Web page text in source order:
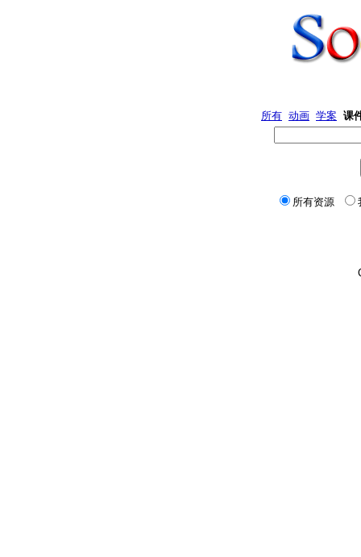
所有 动画 学案 课
所有资源